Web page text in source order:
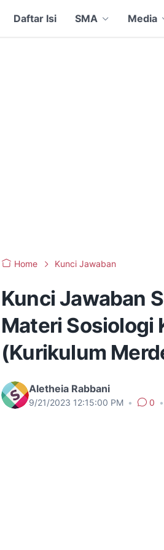
Daftar Isi SMA Media
Home Kunci Jawaban
Kunci Jawaban
Materi Sosiologi
(Kurikulum
Aletheia Rabbani
9/21/2023 12:15:00 PM • 0 •